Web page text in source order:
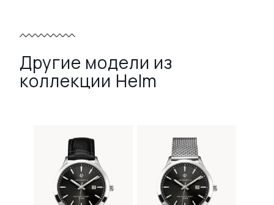
Другие модели из
коллекции Helm